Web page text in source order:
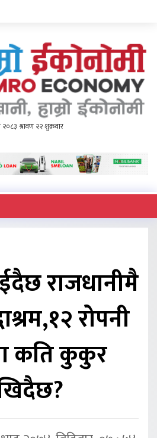
राजधानीमै
रोपनी
कति कुकुर